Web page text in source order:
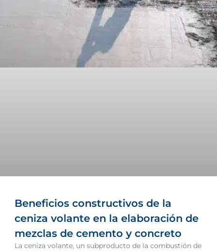
Beneficios constructivos de la
ceniza volante en la elaboración de
mezclas de cemento y concreto
La ceniza volante, un subproducto de la combustión de